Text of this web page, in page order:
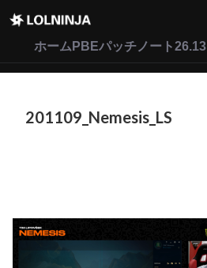
ホーム PBEパッチノート26.13
201109_Nemesis_LS